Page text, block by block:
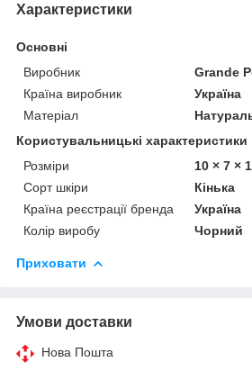
Характеристики
Основні
Виробник
Grande
Країна виробник
Україна
Матеріал
Користувальницькі характеристики
Розміри
10 × 7 × 1
Сорт шкіри
Кінька
Країна реєстрації бренда
Україна
Колір виробу
Чорний
Приховати
Умови доставки
Нова Пошта